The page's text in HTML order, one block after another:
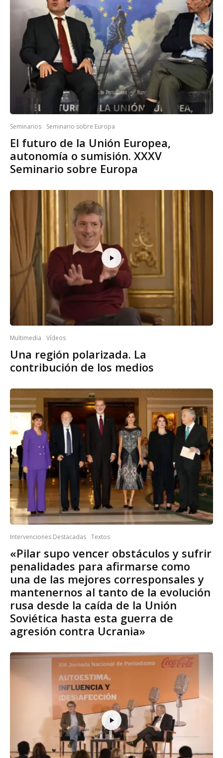
Seminarios Seminario sobre Europa
El futuro de la Unión Europea,
autonomía o sumisión. XXXV
Seminario sobre Europa
Multimedia Vídeos
Una región polarizada. La
contribución de los medios
Intervenciones Destacadas Textos
«Pilar supo vencer obstáculos y sufrir
penalidades para afirmarse como
una de las mejores corresponsales y
mantenernos al tanto de la evolución
rusa desde la caída de la Unión
Soviética hasta esta guerra de
agresión contra Ucrania»